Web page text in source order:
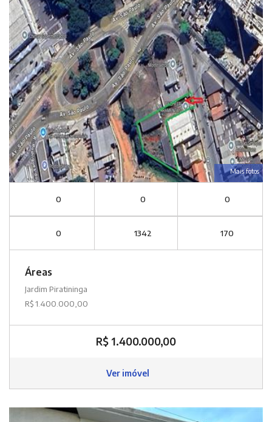
Mais fotos
0 0 0
0 1342 170
Áreas
Jardim Piratininga
R$ 1.400.000,00
R$ 1.400.000,00
Ver imóvel